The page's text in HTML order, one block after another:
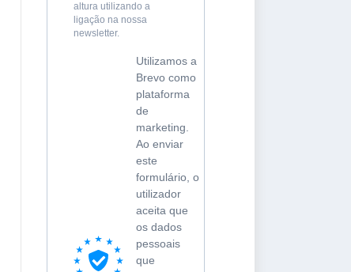
altura utilizando a
ligação na nossa
newsletter.
Utilizamos a
Brevo como
plataforma
de
marketing.
Ao enviar
este
formulário, o
utilizador
aceita que
os dados
pessoais
que